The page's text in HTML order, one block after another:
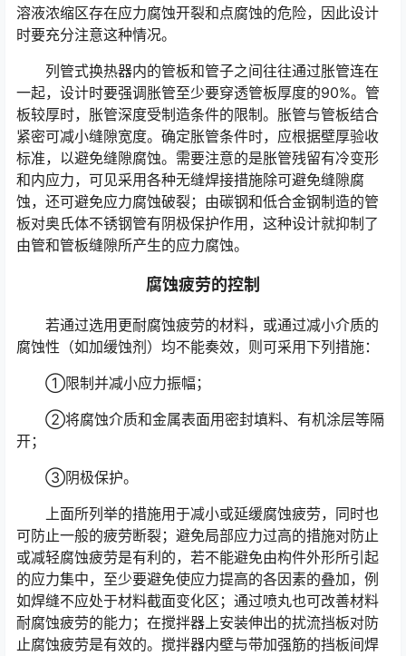
溶液浓缩区存在应力腐蚀开裂和点腐蚀的危险，因此设计
时要充分注意这种情况。
列管式换热器内的管板和管子之间往往通过胀管连在
一起，设计时要强调胀管至少要穿透管板厚度的90%。管
板较厚时，胀管深度受制造条件的限制。胀管与管板结合
紧密可减小缝隙宽度。确定胀管条件时，应根据壁厚验收
标准，以避免缝隙腐蚀。需要注意的是胀管残留有冷变形
和内应力，可见采用各种无缝焊接措施除可避免缝隙腐
蚀，还可避免应力腐蚀破裂；由碳钢和低合金钢制造的管
板对奥氏体不锈钢管有阴极保护作用，这种设计就抑制了
由管和管板缝隙所产生的应力腐蚀。
腐蚀疲劳的控制
若通过选用更耐腐蚀疲劳的材料，或通过减小介质的
腐蚀性（如加缓蚀剂）均不能奏效，则可采用下列措施：
①限制并减小应力振幅；
②将腐蚀介质和金属表面用密封填料、有机涂层等隔
开；
③阴极保护。
上面所列举的措施用于减小或延缓腐蚀疲劳，同时也
可防止一般的疲劳断裂；避免局部应力过高的措施对防止
或减轻腐蚀疲劳是有利的，若不能避免由构件外形所引起
的应力集中，至少要避免使应力提高的各因素的叠加，例
如焊缝不应处于材料截面变化区；通过喷丸也可改善材料
耐腐蚀疲劳的能力；在搅拌器上安装伸出的扰流挡板对防
止腐蚀疲劳是有效的。搅拌器内壁与带加强筋的挡板间焊